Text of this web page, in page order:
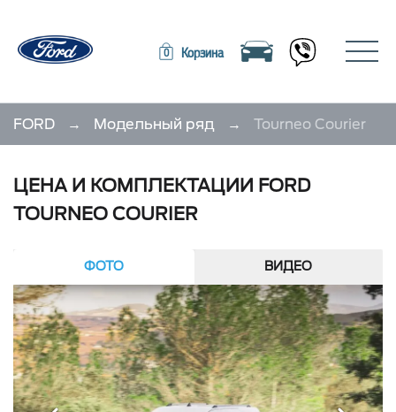
0 Корзина Toggle navigation
FORD → Модельный ряд → Tourneo Courier
ЦЕНА И КОМПЛЕКТАЦИИ FORD
TOURNEO COURIER
ФОТО ВИДЕО